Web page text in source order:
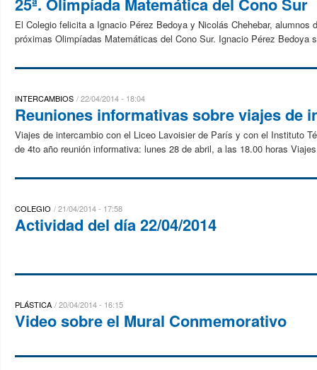
El Colegio felicita a Ignacio Pérez Bedoya y Nicolás Chehebar,
próximas Olimpíadas Matemáticas del Cono Sur. Ignacio Pérez Bedoya
INTERCAMBIOS 22/04/2014 - 18:04
Reuniones informativas sobre viajes de
Viajes de intercambio con el Liceo Lavoisier de París y con el Instituto
de 4to año reunión informativa: lunes 28 de abril, a las 18.00 horas
COLEGIO 21/04/2014 - 17:58
Actividad del día 22/04/2014
PLÁSTICA 20/04/2014 - 16:15
Video sobre el Mural Conmemorativo